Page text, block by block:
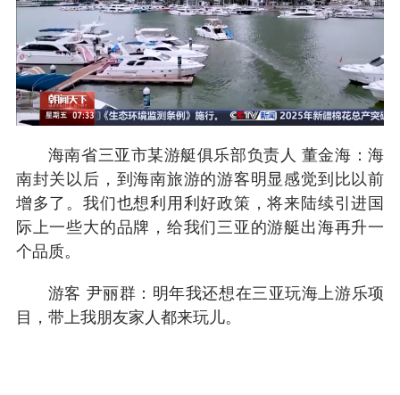
海南省三亚市某游艇俱乐部负责人 董金海：海
南封关以后，到海南旅游的游客明显感觉到比以前
增多了。我们也想利用利好政策，将来陆续引进国
际上一些大的品牌，给我们三亚的游艇出海再升一
个品质。
游客 尹丽群：明年我还想在三亚玩海上游乐项
目，带上我朋友家人都来玩儿。